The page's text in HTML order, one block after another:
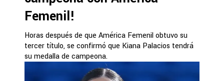
Femenil!
Horas después de que América Femenil obtuvo su
tercer título, se confirmó que Kiana Palacios tendrá
su medalla de campeona.